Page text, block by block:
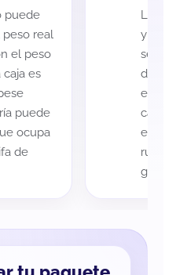
puede
real
el peso
es
puede
ocupa
de
La
y
de
cada
es
ruta
guía